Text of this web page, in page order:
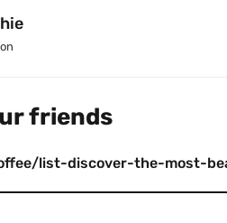
friends